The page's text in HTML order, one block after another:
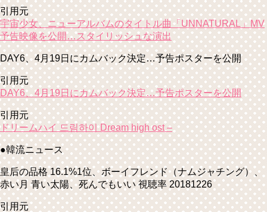
引用元
宇宙少女、ニューアルバムのタイトル曲「UNNATURAL」MV
予告映像を公開…スタイリッシュな演出
DAY6、4月19日にカムバック決定…予告ポスターを公開
引用元
DAY6、4月19日にカムバック決定…予告ポスターを公開
引用元
ドリームハイ 드림하이 Dream high ost –
●韓流ニュース
皇后の品格 16.1%1位、ボーイフレンド（ナムジャチング）、
赤い月 青い太陽、死んでもいい 視聴率 20181226
引用元